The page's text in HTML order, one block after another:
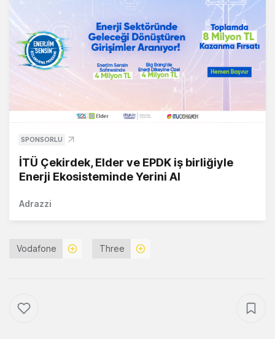
SPONSORLU
İTÜ Çekirdek, Elder ve EPDK iş birliğiyle
Enerji Ekosisteminde Yerini Al
Adrazzi
Vodafone Three